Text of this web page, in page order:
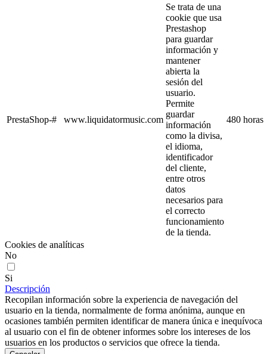
PrestaShop-# www.liquidatormusic.com
Se trata de una
cookie que usa
Prestashop
para guardar
información y
mantener
abierta la
sesión del
usuario.
Permite
guardar
información
como la divisa,
el idioma,
identificador
del cliente,
entre otros
datos
necesarios para
el correcto
funcionamiento
de la tienda.
480 horas
Cookies de analíticas
No
Si
Descripción
Recopilan información sobre la experiencia de navegación del
usuario en la tienda, normalmente de forma anónima, aunque en
ocasiones también permiten identificar de manera única e inequívoca
al usuario con el fin de obtener informes sobre los intereses de los
usuarios en los productos o servicios que ofrece la tienda.